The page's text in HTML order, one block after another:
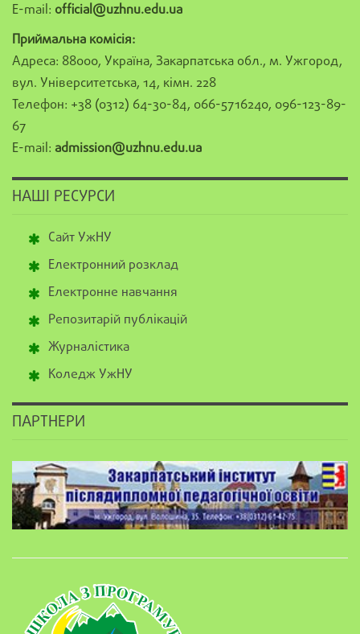
E-mail: official@uzhnu.edu.ua
Приймальна комісія:
Адреса: 88000, Україна, Закарпатська обл., м. Ужгород,
вул. Університетська, 14, кімн. 228
Телефон: +38 (0312) 64-30-84, 066-5716240, 096-123-89-
67
E-mail: admission@uzhnu.edu.ua
НАШІ РЕСУРСИ
Сайт УжНУ
Електронний розклад
Електронне навчання
Репозитарій публікацій
Журналістика
Коледж УжНУ
ПАРТНЕРИ